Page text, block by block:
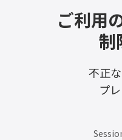
ご利用
制
不正
プ